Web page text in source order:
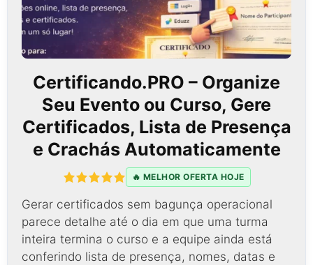
Certificando.PRO – Organize
Seu Evento ou Curso, Gere
Certificados, Lista de Presença
e Crachás Automaticamente
🔥 MELHOR OFERTA HOJE
Gerar certificados sem bagunça operacional
parece detalhe até o dia em que uma turma
inteira termina o curso e a equipe ainda está
conferindo lista de presença, nomes, datas e